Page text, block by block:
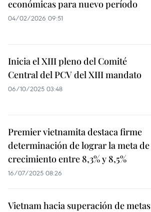
económicas para nuevo período
04/02/2026 09:51
Inicia el XIII pleno del Comité
Central del PCV del XIII mandato
06/10/2025 03:48
Premier vietnamita destaca firme
determinación de lograr la meta de
crecimiento entre 8,3% y 8,5%
16/07/2025 08:26
Vietnam hacia superación de metas